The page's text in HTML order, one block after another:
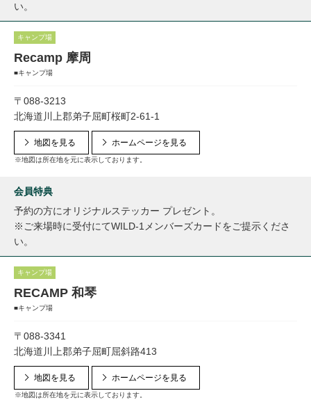
い。
キャンプ場
Recamp 摩周
■キャンプ場
〒088-3213
北海道川上郡弟子屈町桜町2-61-1
地図を見る
※地図は所在地を元に表示しております。
ホームページを見る
会員特典
予約の方にオリジナルステッカー プレゼント。
※ご来場時に受付にてWILD-1メンバーズカードをご提示くださ
い。
キャンプ場
RECAMP 和琴
■キャンプ場
〒088-3341
北海道川上郡弟子屈町屈斜路413
地図を見る
※地図は所在地を元に表示しております。
ホームページを見る